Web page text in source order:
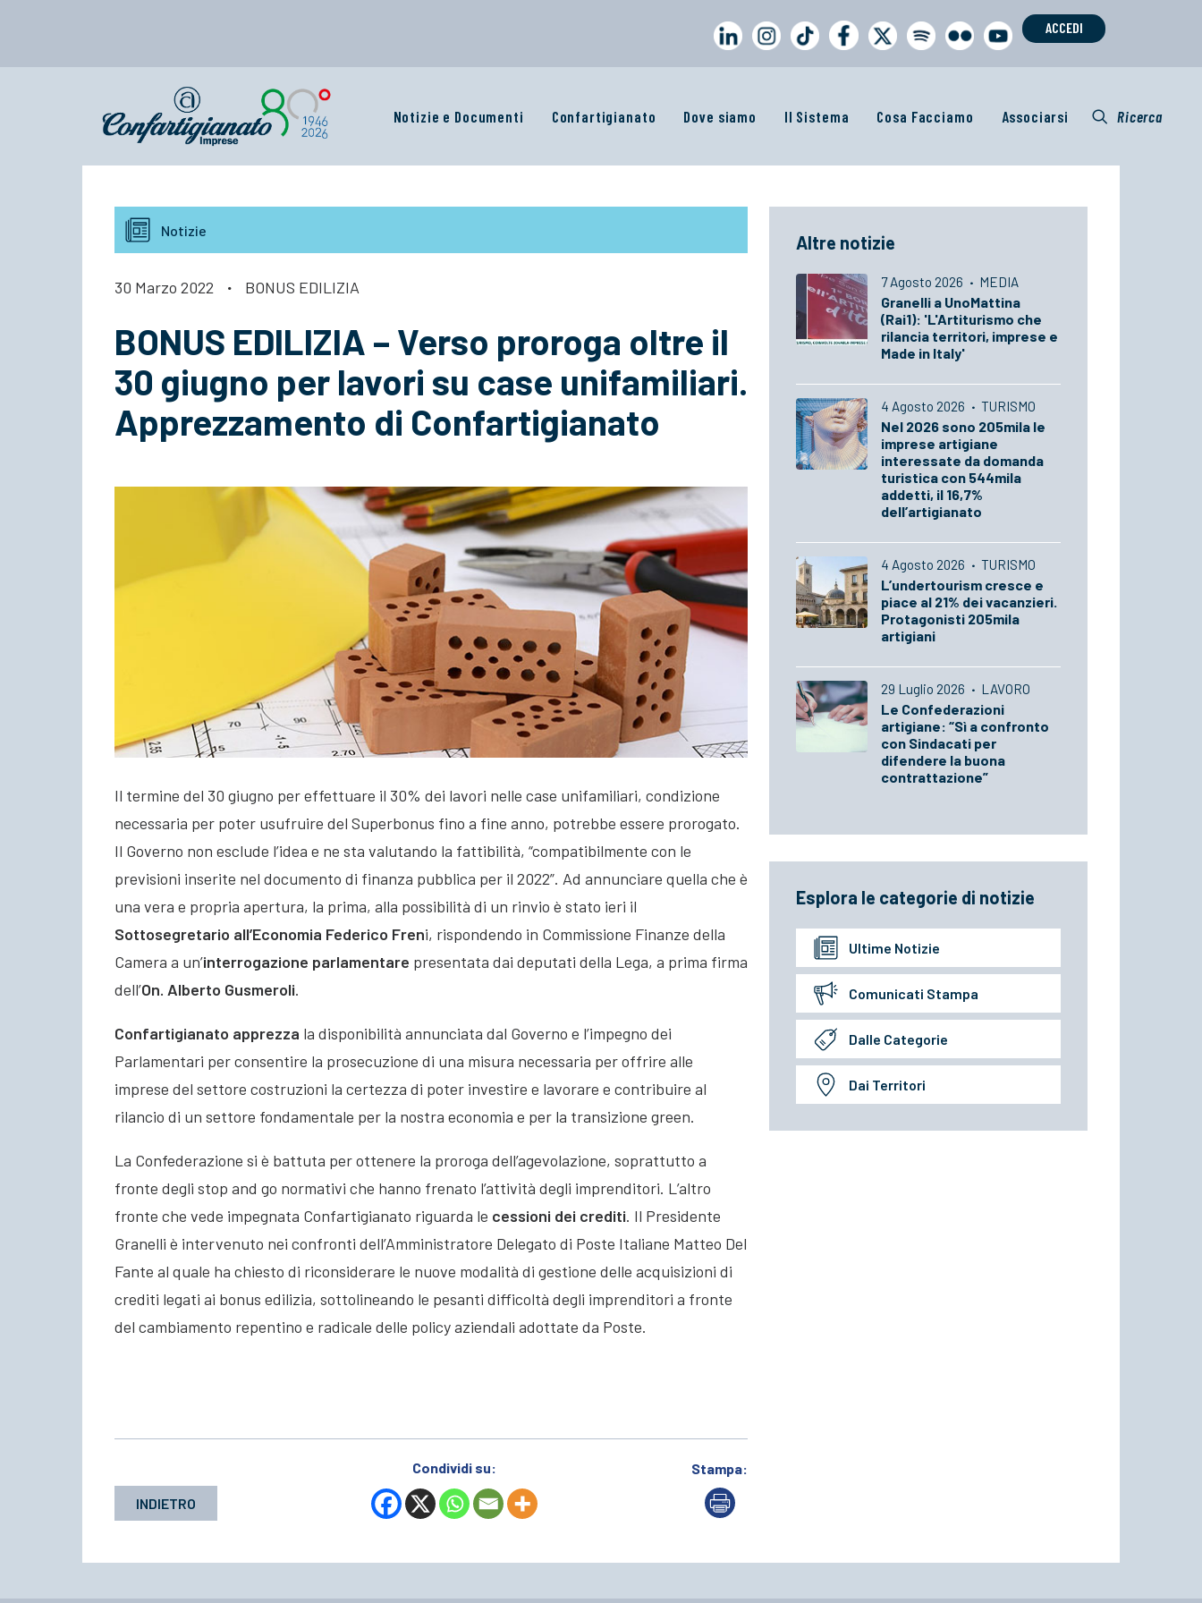
ACCEDI
Notizie e Documenti Confartigianato Dove siamo Il Sistema Cosa Facciamo Associarsi Ricerca
Notizie
30 Marzo 2022 · BONUS EDILIZIA
BONUS EDILIZIA – Verso proroga oltre il
30 giugno per lavori su case unifamiliari.
Apprezzamento di Confartigianato
Il termine del 30 giugno per effettuare il 30% dei lavori nelle case unifamiliari, condizione
necessaria per poter usufruire del Superbonus fino a fine anno, potrebbe essere prorogato.
Il Governo non esclude l’idea e ne sta valutando la fattibilità, “compatibilmente con le
previsioni inserite nel documento di finanza pubblica per il 2022”. Ad annunciare quella che è
una vera e propria apertura, la prima, alla possibilità di un rinvio è stato ieri il
Sottosegretario all’Economia Federico Freni, rispondendo in Commissione Finanze della
Camera a un’interrogazione parlamentare presentata dai deputati della Lega, a prima firma
dell’On. Alberto Gusmeroli.
Confartigianato apprezza la disponibilità annunciata dal Governo e l’impegno dei
Parlamentari per consentire la prosecuzione di una misura necessaria per offrire alle
imprese del settore costruzioni la certezza di poter investire e lavorare e contribuire al
rilancio di un settore fondamentale per la nostra economia e per la transizione green.
La Confederazione si è battuta per ottenere la proroga dell’agevolazione, soprattutto a
fronte degli stop and go normativi che hanno frenato l’attività degli imprenditori. L’altro
fronte che vede impegnata Confartigianato riguarda le cessioni dei crediti. Il Presidente
Granelli è intervenuto nei confronti dell’Amministratore Delegato di Poste Italiane Matteo Del
Fante al quale ha chiesto di riconsiderare le nuove modalità di gestione delle acquisizioni di
crediti legati ai bonus edilizia, sottolineando le pesanti difficoltà degli imprenditori a fronte
del cambiamento repentino e radicale delle policy aziendali adottate da Poste.
INDIETRO
Condividi su: Stampa:
Altre notizie
7 Agosto 2026 · MEDIA
Granelli a UnoMattina
(Rai1): 'L'Artiturismo che
rilancia territori, imprese e
Made in Italy'
4 Agosto 2026 · TURISMO
Nel 2026 sono 205mila le
imprese artigiane
interessate da domanda
turistica con 544mila
addetti, il 16,7%
dell’artigianato
4 Agosto 2026 · TURISMO
L’undertourism cresce e
piace al 21% dei vacanzieri.
Protagonisti 205mila
artigiani
29 Luglio 2026 · LAVORO
Le Confederazioni
artigiane: “Sì a confronto
con Sindacati per
difendere la buona
contrattazione”
Esplora le categorie di notizie
Ultime Notizie
Comunicati Stampa
Dalle Categorie
Dai Territori